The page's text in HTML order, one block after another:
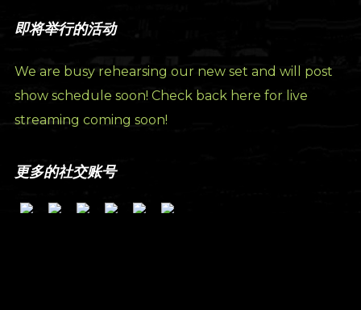
即将举行的活动
We are busy rehearsing our new set and will post
show schedule soon! Check back here for live
streaming coming soon!
更多的社交账号